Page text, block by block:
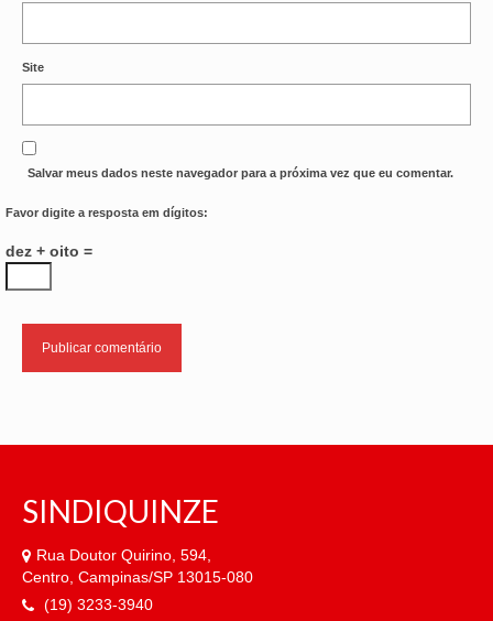
Site
Salvar meus dados neste navegador para a próxima vez que eu comentar.
Favor digite a resposta em dígitos:
dez + oito =
SINDIQUINZE
Rua Doutor Quirino, 594,
Centro, Campinas/SP 13015-080
(19) 3233-3940